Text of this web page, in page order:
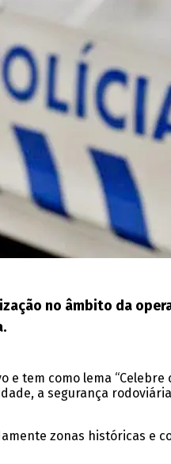
no âmbito da
e tem como lema “Celebre
a segurança
zonas históricas e